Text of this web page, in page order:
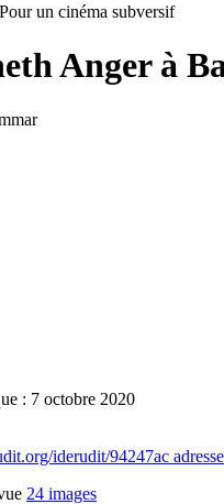
un cinéma subversif
Anger à
: 7 octobre 2020
iderudit/94247ac
24 images